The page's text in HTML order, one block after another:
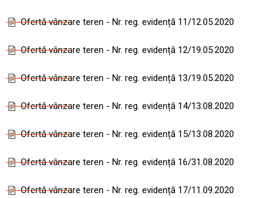
Ofertă vânzare teren - Nr. reg. evidență 11/12.05.2020
Ofertă vânzare teren - Nr. reg. evidență 12/19.05.2020
Ofertă vânzare teren - Nr. reg. evidență 13/19.05.2020
Ofertă vânzare teren - Nr. reg. evidență 14/13.08.2020
Ofertă vânzare teren - Nr. reg. evidență 15/13.08.2020
Ofertă vânzare teren - Nr. reg. evidență 16/31.08.2020
Ofertă vânzare teren - Nr. reg. evidență 17/11.09.2020